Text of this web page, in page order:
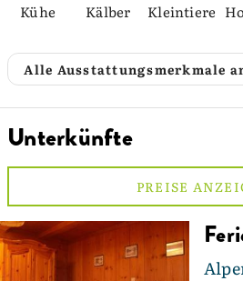
Kühe Kälber Kleintiere
Alle Ausstattungsmerkmale
Unterkünfte
PREISE